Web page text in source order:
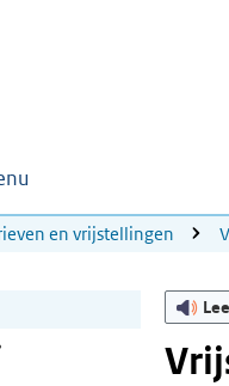
en vrijstellingen